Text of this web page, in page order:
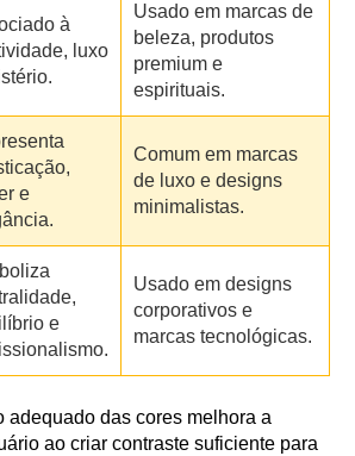
à
luxo
Usado em marcas de
beleza, produtos
premium e
espirituais.
e
Comum em marcas
de luxo e designs
minimalistas.
e
Usado em designs
corporativos e
marcas tecnológicas.
adequado das cores melhora a
ao criar contraste suficiente para